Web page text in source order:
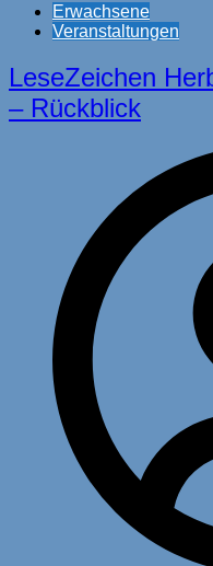
Erwachsene
Veranstaltungen
LeseZeichen
– Rückblick